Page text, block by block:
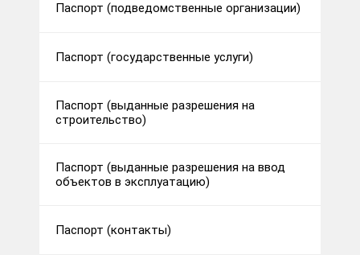
Паспорт (подведомственные организации)
Паспорт (государственные услуги)
Паспорт (выданные разрешения на
строительство)
Паспорт (выданные разрешения на ввод
объектов в эксплуатацию)
Паспорт (контакты)